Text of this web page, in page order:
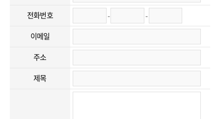
전화번호
-
-
이메일
주소
제목